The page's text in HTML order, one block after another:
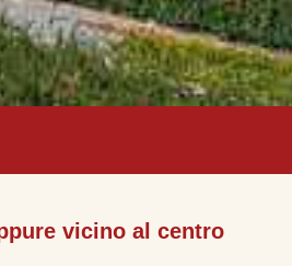
vicino al centro